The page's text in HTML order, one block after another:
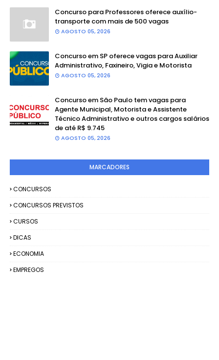
Concurso para Professores oferece auxílio-
transporte com mais de 500 vagas
AGOSTO 05, 2026
Concurso em SP oferece vagas para Auxiliar
Administrativo, Faxineiro, Vigia e Motorista
AGOSTO 05, 2026
Concurso em São Paulo tem vagas para
Agente Municipal, Motorista e Assistente
Técnico Administrativo e outros cargos salários
de até R$ 9.745
AGOSTO 05, 2026
MARCADORES
CONCURSOS
CONCURSOS PREVISTOS
CURSOS
DICAS
ECONOMIA
EMPREGOS